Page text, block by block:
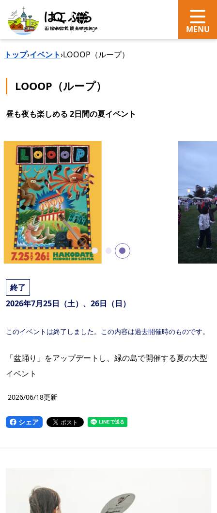
search Language
トップ›イベント›LOOOP（ループ）
LOOOP（ループ）
昼も夜も楽しめる 2日間の夏イベント
終了
2026年7月25日（土）、26日（日）
このイベントは終了しました。この内容は過去開催時のものです。
「盆踊り」をアップデートし、緑の島で開催する夏の大型
イベント
2026/06/18更新
シェア